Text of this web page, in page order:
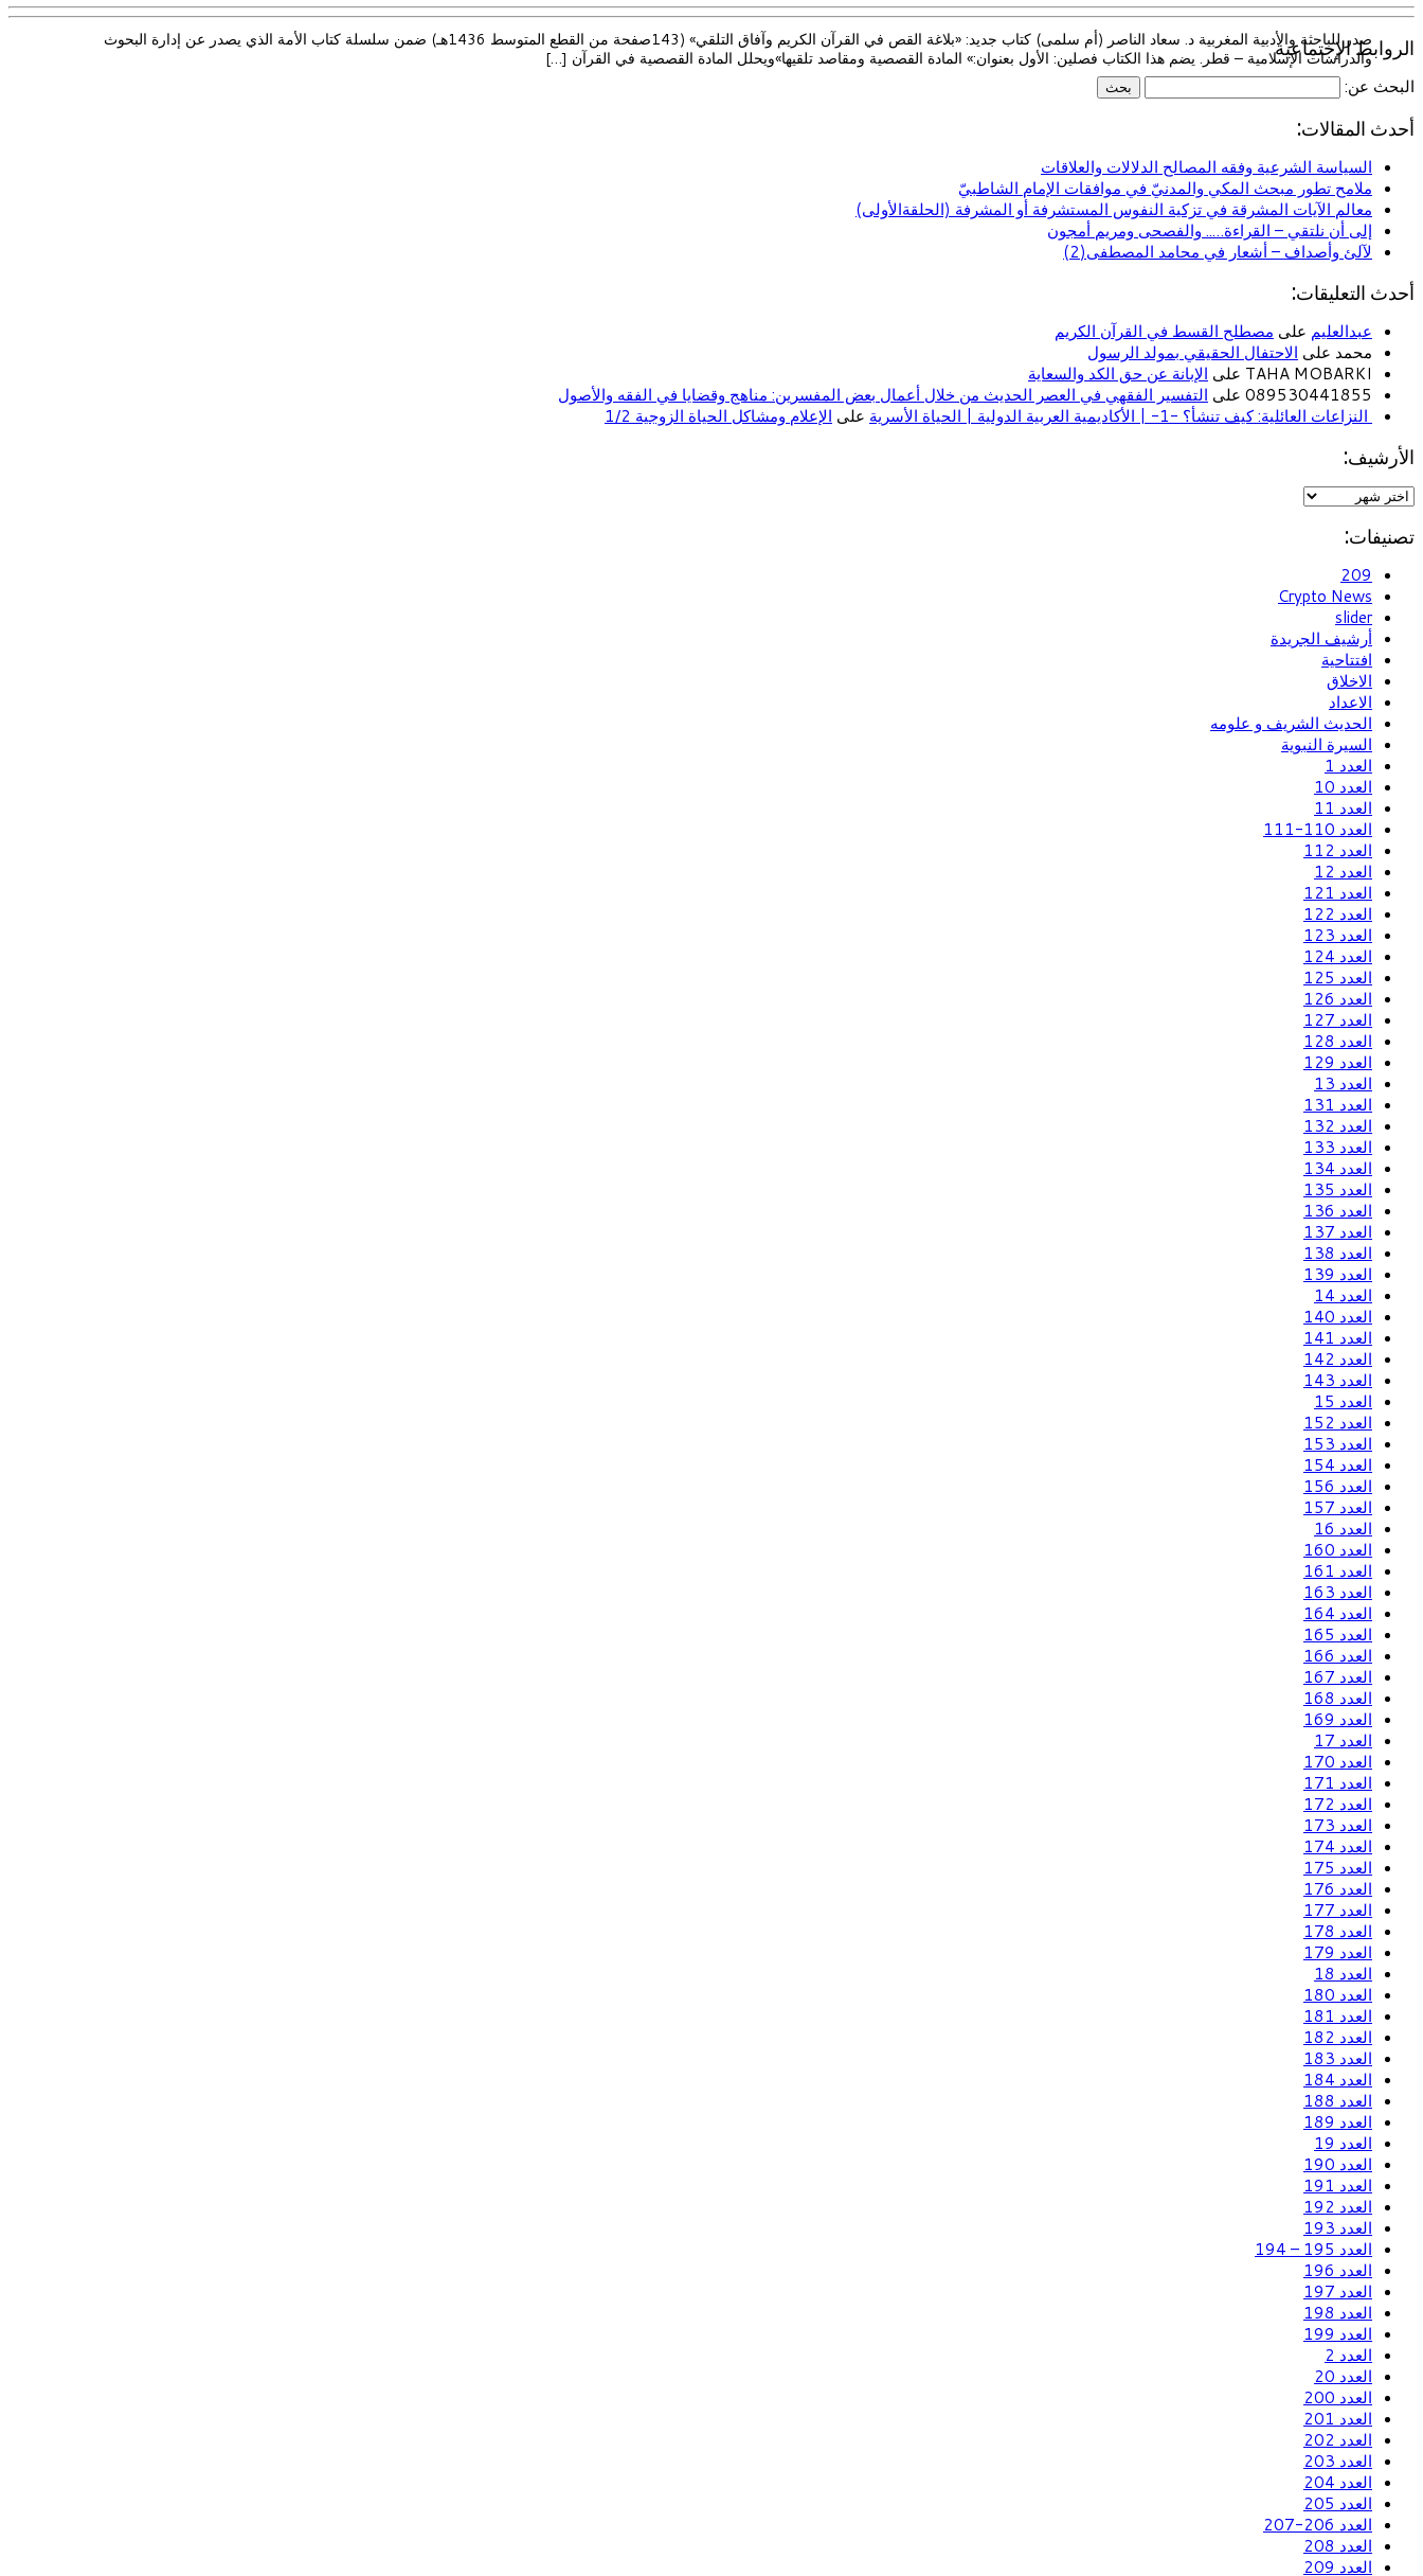
صدر للباحثة والأدبية المغربية د. سعاد الناصر (أم سلمى) كتاب جديد: «بلاغة القص في القرآن الكريم وآفاق التلقي» (143صفحة من القطع المتوسط 1436هـ) ضمن سلسلة كتاب الأمة الذي يصدر عن إدارة البحوث
والدراسات الإسلامية – قطر. يضم هذا الكتاب فصلين: الأول بعنوان:» المادة القصصية ومقاصد تلقيها»ويحلل المادة القصصية في القرآن […]
الروابط الإجتماعية
البحث عن:
أحدث المقالات:
السياسة الشرعية وفقه المصالح الدلالات والعلاقات
ملامح تطور مبحث المكي والمدنيّ في موافقات الإمام الشاطبيّ
معالم الآيات المشرقة في تزكية النفوس المستشرفة أو المشرفة (الحلقةالأولى)
إلى أن نلتقي – القراءة….. والفصحى ومريم أمجون
لآلئ وأصداف – أشعار في محامد المصطفى(2)
أحدث التعليقات:
عبدالعليم على مصطلح القسط في القرآن الكريم
محمد على الاحتفال الحقيقي بمولد الرسول
TAHA MOBARKI على
الإبانة عن حق الكد والسعاية
089530441855 على
التفسير الفقهي في العصر الحديث من خلال أعمال بعض المفسرين: مناهج وقضايا في الفقه والأصول
النزاعات العائلية: كيف تنشأ؟ -1- | الأكاديمية العربية الدولية | الحياة الأسرية
على الإعلام ومشاكل الحياة الزوجية 1/2
الأرشيف:
تصنيفات:
209
Crypto News
slider
أرشيف الجريدة
افتتاحية
الاخلاق
الاعداد
الحديث الشريف و علومه
السيرة النبوية
العدد 1
العدد 10
العدد 11
العدد 110-111
العدد 112
العدد 12
العدد 121
العدد 122
العدد 123
العدد 124
العدد 125
العدد 126
العدد 127
العدد 128
العدد 129
العدد 13
العدد 131
العدد 132
العدد 133
العدد 134
العدد 135
العدد 136
العدد 137
العدد 138
العدد 139
العدد 14
العدد 140
العدد 141
العدد 142
العدد 143
العدد 15
العدد 152
العدد 153
العدد 154
العدد 156
العدد 157
العدد 16
العدد 160
العدد 161
العدد 163
العدد 164
العدد 165
العدد 166
العدد 167
العدد 168
العدد 169
العدد 17
العدد 170
العدد 171
العدد 172
العدد 173
العدد 174
العدد 175
العدد 176
العدد 177
العدد 178
العدد 179
العدد 18
العدد 180
العدد 181
العدد 182
العدد 183
العدد 184
العدد 188
العدد 189
العدد 19
العدد 190
العدد 191
العدد 192
العدد 193
العدد 195 – 194
العدد 196
العدد 197
العدد 198
العدد 199
العدد 2
العدد 20
العدد 200
العدد 201
العدد 202
العدد 203
العدد 204
العدد 205
العدد 206-207
العدد 208
العدد 209